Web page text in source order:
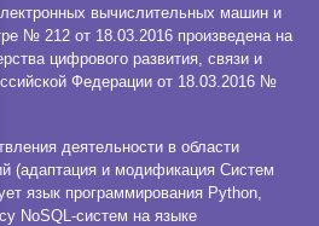
вычислительных машин и
№ 212 от 18.03.2016 произведена на
цифрового развития, связи и
Федерации от 18.03.2016 №
деятельности в области
(адаптация и модификация Систем
язык программирования Python,
NoSQL-систем на языке